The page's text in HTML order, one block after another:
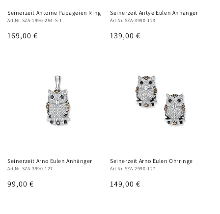
Seinerzeit Antoine Papageien Ring
Art.Nr. SZA-1990-254-S-1
Normaler
169,00 €
Seinerzeit Antye Eulen Anhänger
Art.Nr. SZA-3990-123
Normaler
139,00 €
Seinerzeit Arno Eulen Anhänger
Art.Nr. SZA-3990-127
Normaler
99,00 €
Seinerzeit Arno Eulen Ohrringe
Art.Nr. SZA-2990-127
Normaler
149,00 €